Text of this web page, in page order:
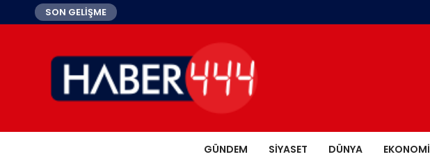
SON GELİŞME
GÜNDEM SIYASET DÜNYA EKONOMI